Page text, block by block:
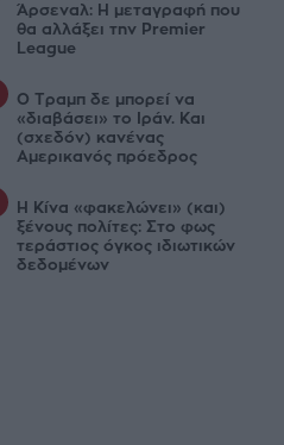
Άρσεναλ: Η μεταγραφή που
θα αλλάξει την Premier
League
Ο Τραμπ δε μπορεί να
«διαβάσει» το Ιράν. Και
(σχεδόν) κανένας
Αμερικανός πρόεδρος
Η Κίνα «φακελώνει» (και)
ξένους πολίτες: Στο φως
τεράστιος όγκος ιδιωτικών
δεδομένων